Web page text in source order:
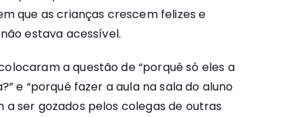
que as crianças crescem felizes e
estava acessível.
a questão de “porquê só eles a
e “porquê fazer a aula na sala do aluno
a ser gozados pelos colegas de outras